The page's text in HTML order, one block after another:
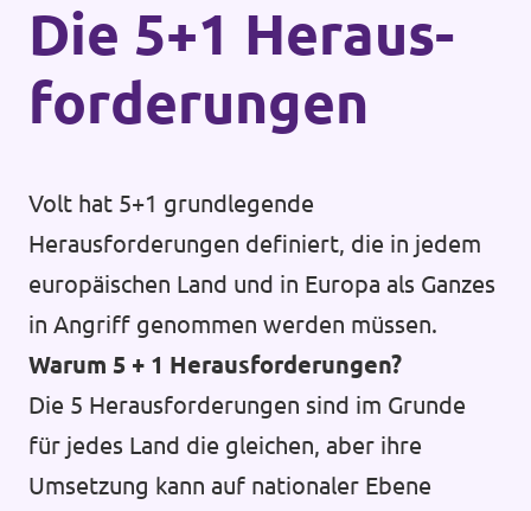
Die 5+1 Heraus­
forderungen
Volt hat 5+1 grundlegende
Herausforderungen definiert, die in jedem
europäischen Land und in Europa als Ganzes
in Angriff genommen werden müssen.
Warum 5 + 1 Herausforderungen?
Die 5 Herausforderungen sind im Grunde
für jedes Land die gleichen, aber ihre
Umsetzung kann auf nationaler Ebene